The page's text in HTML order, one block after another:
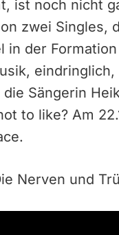
ist noch nicht
zwei
in der
Sängerin
to like? Am
Nerven und